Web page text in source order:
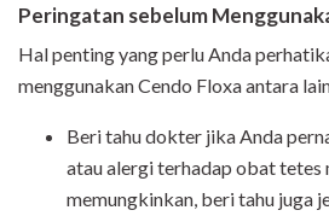
Peringatan sebelum
Hal penting yang perlu Anda
menggunakan Cendo Floxa antara
Beri tahu dokter jika Anda
atau alergi terhadap obat tetes
memungkinkan, beri tahu juga